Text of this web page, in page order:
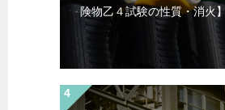
険物乙４試験の性質・消火